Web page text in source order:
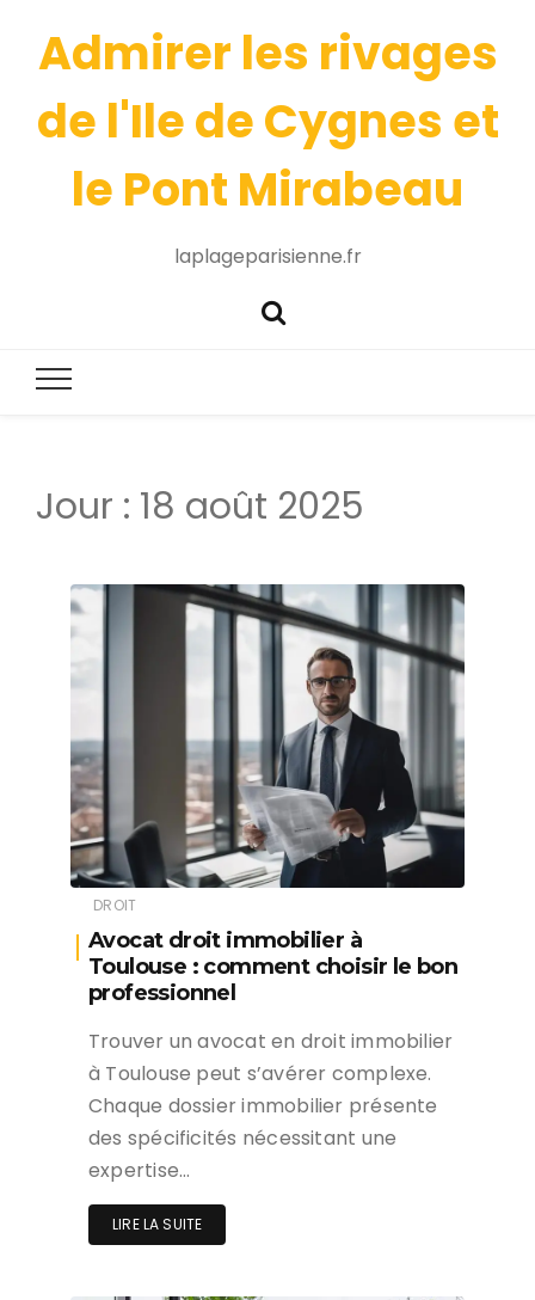
Admirer les rivages
de l'Ile de Cygnes et
le Pont Mirabeau
laplageparisienne.fr
Jour : 18 août 2025
DROIT
Avocat droit immobilier à
Toulouse : comment choisir le bon
professionnel
Trouver un avocat en droit immobilier
à Toulouse peut s’avérer complexe.
Chaque dossier immobilier présente
des spécificités nécessitant une
expertise…
LIRE LA SUITE